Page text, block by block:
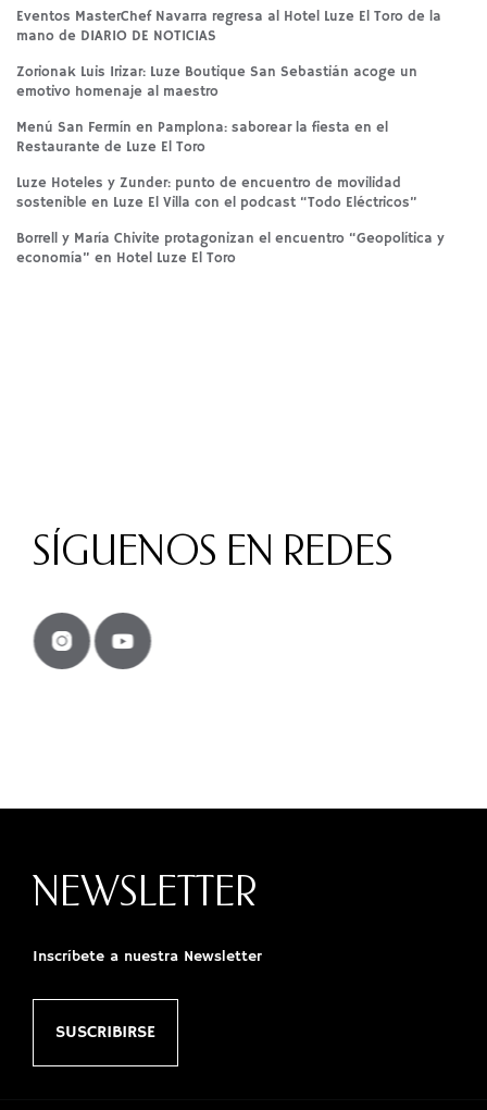
Eventos MasterChef Navarra regresa al Hotel Luze El Toro de la
mano de DIARIO DE NOTICIAS
Zorionak Luis Irizar: Luze Boutique San Sebastián acoge un
emotivo homenaje al maestro
Menú San Fermín en Pamplona: saborear la fiesta en el
Restaurante de Luze El Toro
Luze Hoteles y Zunder: punto de encuentro de movilidad
sostenible en Luze El Villa con el podcast “Todo Eléctricos”
Borrell y María Chivite protagonizan el encuentro “Geopolítica y
economía” en Hotel Luze El Toro
SÍGUENOS EN REDES
NEWSLETTER
Inscríbete a nuestra Newsletter
SUSCRIBIRSE